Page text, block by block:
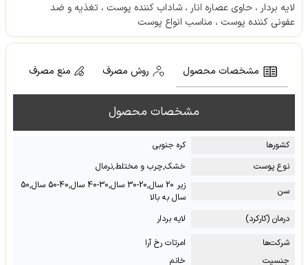
لایه بردار ، حاوی عصاره انار ، شاداب کننده پوست ، تغذیه و ضد
عفونی کننده پوست ، مناسب انواع پوست
مشخصات محصول روش مصرف منع مصرف
مشخصات محصول
کشور‌ها
کره جنوبی
نوع پوست
خشک,چرب و مختلط,نرمال
سن
زیر 20 سال,20-30 سال,30-40 سال,40-50 سال,50
سال به بالا
درمان (کارکرد)
لایه بردار
شرکت‌ها
امرتات رخ آرا
جنسیت
خانم